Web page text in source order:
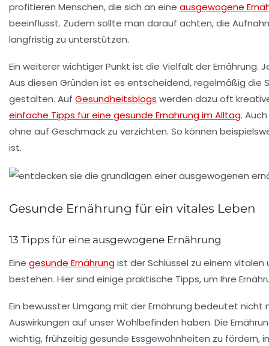
profitieren Menschen, die sich an eine ausgewogene
beeinflusst. Zudem sollte man darauf achten, die
langfristig zu unterstützen.
Ein weiterer wichtiger Punkt ist die Vielfalt der
Aus diesen Gründen ist es entscheidend, regelmäßig die
gestalten. Auf Gesundheitsblogs werden dazu oft
einfache Tipps für eine gesunde Ernährung im Alltag. Auch
ohne auf Geschmack zu verzichten. So können
ist.
Gesunde Ernährung für ein vitales Leben
13 Tipps für eine ausgewogene Ernährung
Eine gesunde Ernährungist der Schlüssel zu einem
bestehen. Hier sind einige praktische Tipps, um Ihre
Ein bewusster Umgang mit der Ernährung bedeutet nicht
Auswirkungen auf unserWohlbefinden haben. Die
wichtig, frühzeitig gesunde Essgewohnheiten zu fördern,